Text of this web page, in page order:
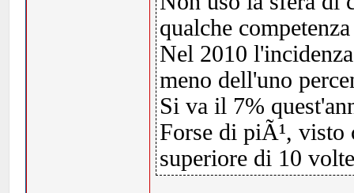
qualche
Nel 2010
meno dell'uno
Si va il 7%
Forse di piÃ¹, visto
superiore di 10